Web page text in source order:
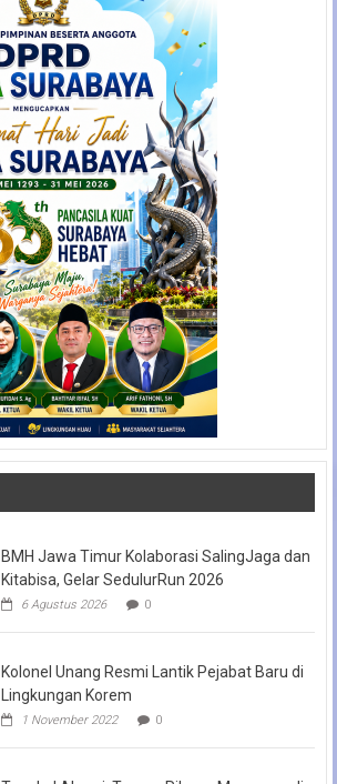
BMH Jawa Timur Kolaborasi SalingJaga dan
Kitabisa, Gelar SedulurRun 2026
6 Agustus 2026 0
Kolonel Unang Resmi Lantik Pejabat Baru di
Lingkungan Korem
1 November 2022 0